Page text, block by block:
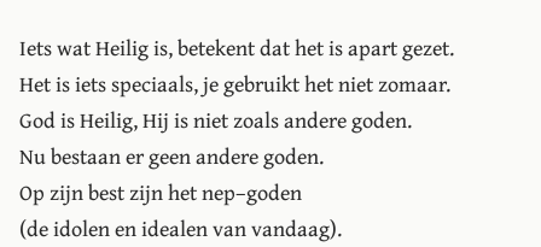
Iets wat Heilig is, betekent dat het is apart gezet.
Het is iets speciaals, je gebruikt het niet zomaar.
God is Heilig, Hij is niet zoals andere goden.
Nu bestaan er geen andere goden.
Op zijn best zijn het nep–goden
(de idolen en idealen van vandaag).